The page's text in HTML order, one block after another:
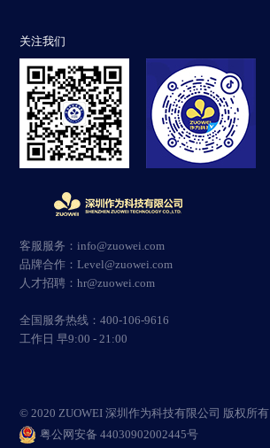
关注我们
客服服务：info@zuowei.com
品牌合作：Level@zuowei.com
人才招聘：hr@zuowei.com
全国服务热线：400-106-9616
工作日 早9:00 - 21:00
© 2020 ZUOWEI 深圳作为科技有限公司 版权所有
粤公网安备 44030902002445号